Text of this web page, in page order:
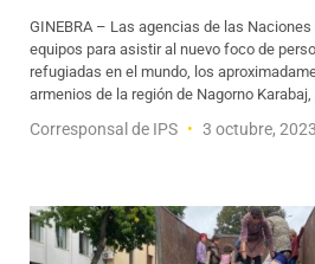
GINEBRA – Las agencias de las
equipos para asistir al nuevo foco de
refugiadas en el mundo, los
armenios de la región de Nagorno
Corresponsal de IPS 3 octubre, 2023